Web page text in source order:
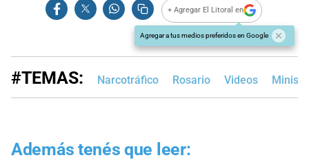
+ Agregar El Litoral en
Agregar a tus medios preferidos en Google
#TEMAS: Narcotráfico Rosario Videos
Además tenés que leer: